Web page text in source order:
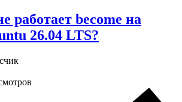
работает become на
26.04 LTS?